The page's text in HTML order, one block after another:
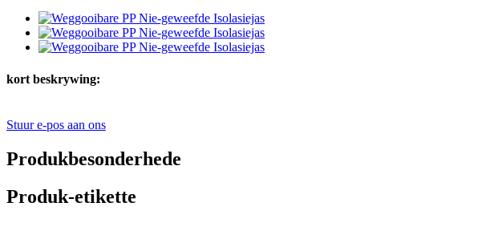
kort beskrywing:
Stuur e-pos aan ons
Produkbesonderhede
Produk-etikette